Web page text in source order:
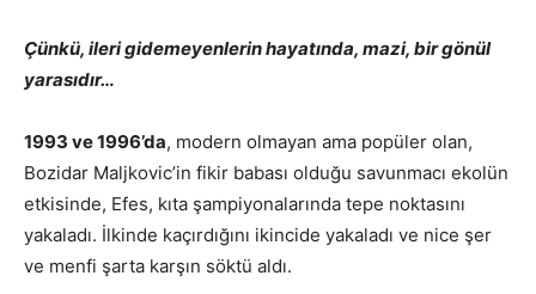
Çünkü, ileri gidemeyenlerin hayatında, mazi, bir gönül
yarasıdır…
1993 ve 1996’da, modern olmayan ama popüler olan,
Bozidar Maljkovic’in fikir babası olduğu savunmacı ekolün
etkisinde, Efes, kıta şampiyonalarında tepe noktasını
yakaladı. İlkinde kaçırdığını ikincide yakaladı ve nice şer
ve menfi şarta karşın söktü aldı.